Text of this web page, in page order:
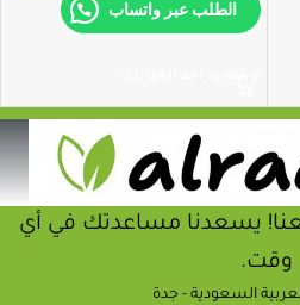
الطلب عبر واتساب
يسعدنا مساعدتك في أي
وقت.
السعودية - جدة